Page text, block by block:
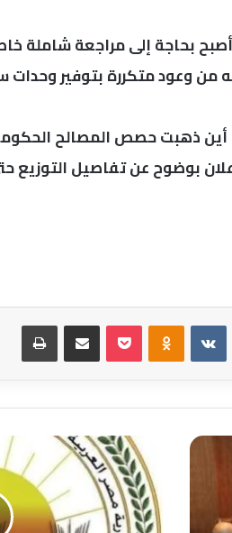
بحاجة إلى مراجعة شاملة
من وعود متكررة بتوفير
أين ذهبت حصص المصالح
بوضوح عن تفاصيل التوزيع
Odnoklassniki
‫Pocket مشاركة عبر البريد طباعة
الزراعة:
تحصين
2.4
مليون
رأس